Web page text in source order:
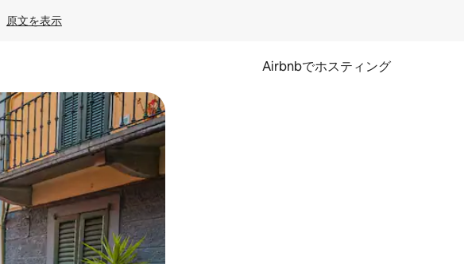
原文を表示
Airbnbでホスティング